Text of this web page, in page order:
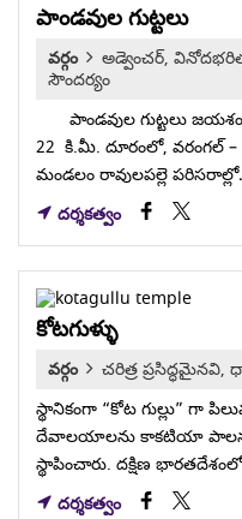
పాండవుల గుట్టలు
వర్గం
అడ్వెంచర్,
సౌందర్యం
పాండవుల గుట్టలు
22 కి.మీ. దూరంలో,
మండలం రావులపల్లె
దర్శకత్వం
కోటగుళ్ళు
వర్గం
చరిత్ర
స్థానికంగా “కోట గుల్లు” గా
దేవాలయాలను కాకటియా
స్థాపించారు. దక్షిణ
అద్భుతంగా…
దర్శకత్వం